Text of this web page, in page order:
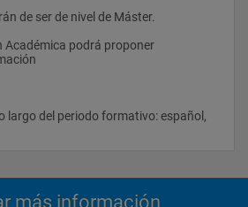
de ser de nivel de Máster.
Académica podrá proponer
largo del periodo formativo: español,
más información